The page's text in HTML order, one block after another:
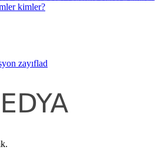
kimler?
zayıflad